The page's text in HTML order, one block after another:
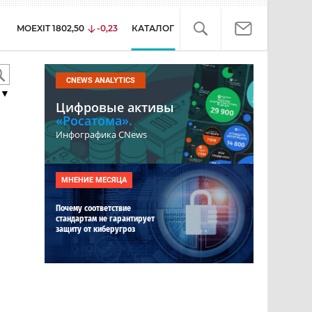
MOEXIT 1802,50 -0,23 КАТАЛОГ
CNEWS ANALYTICS
Цифровые активы
«Росатома».
Инфографика CNews
МНЕНИЕ МЕСЯЦА
Почему соответствие
стандартам не гарантирует
защиту от киберугроз